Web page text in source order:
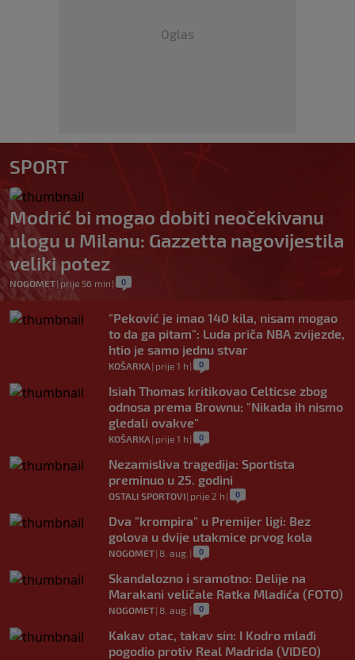
Oglas
SPORT
Modrić bi mogao dobiti neočekivanu
ulogu u Milanu: Gazzetta nagovijestila
veliki potez
NOGOMET| prije 56 min | 0
"Peković je imao 140 kila, nisam mogao
to da ga pitam": Luda priča NBA zvijezde,
htio je samo jednu stvar
KOŠARKA | prije 1 h | 0
Isiah Thomas kritikovao Celticse zbog
odnosa prema Brownu: "Nikada ih nismo
gledali ovakve"
KOŠARKA | prije 1 h | 0
Nezamisliva tragedija: Sportista
preminuo u 25. godini
OSTALI SPORTOVI| prije 2 h | 0
Dva "krompira" u Premijer ligi: Bez
golova u dvije utakmice prvog kola
NOGOMET| 8. aug. | 0
Skandalozno i sramotno: Delije na
Marakani veličale Ratka Mladića (FOTO)
NOGOMET| 8. aug. | 0
Kakav otac, takav sin: I Kodro mlađi
pogodio protiv Real Madrida (VIDEO)